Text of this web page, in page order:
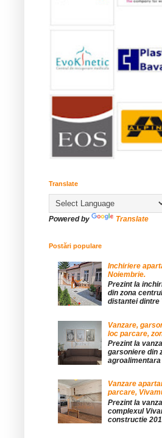
Translate
Powered by Translate
Postări populare
Inchiriere
Noiembrie.
Prezint la
din zona
distantei dintre
Vanzare,
loc parcare,
Prezint la
garsoniere din
Vanzare
parcare,
Prezint la
complexul
constructie